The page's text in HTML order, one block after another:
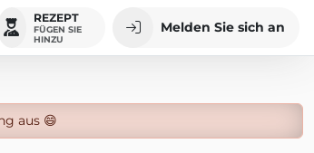
REZEPT
FÜGEN SIE
HINZU
Melden Sie sich an
aus 😄